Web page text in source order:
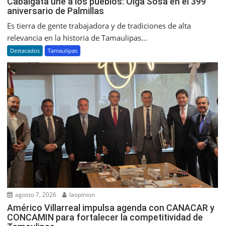
aniversario de Palmillas
Es tierra de gente trabajadora y de tradiciones de alta
relevancia en la historia de Tamaulipas...
Destacados Tamaulipas
agosto 7, 2026 laopinion
Américo Villarreal impulsa agenda con CANACAR y
CONCAMIN para fortalecer la competitividad de